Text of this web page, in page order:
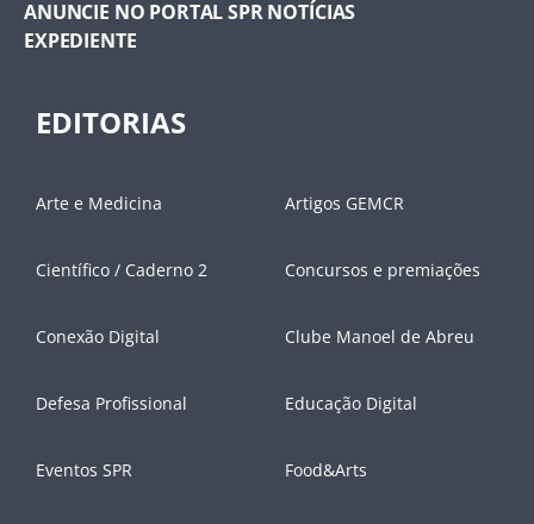
ANUNCIE NO PORTAL SPR NOTÍCIAS
EXPEDIENTE
EDITORIAS
Arte e Medicina Artigos GEMCR
Científico / Caderno 2 Concursos e premiações
Conexão Digital Clube Manoel de Abreu
Defesa Profissional Educação Digital
Eventos SPR Food&Arts